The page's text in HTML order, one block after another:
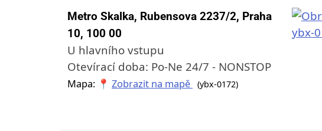
Metro Skalka, Rubensova 2237/2, Praha
10, 100 00
U hlavního vstupu
Otevírací doba: Po-Ne 24/7 - NONSTOP
Mapa: 📍 Zobrazit na mapě (ybx-0172)